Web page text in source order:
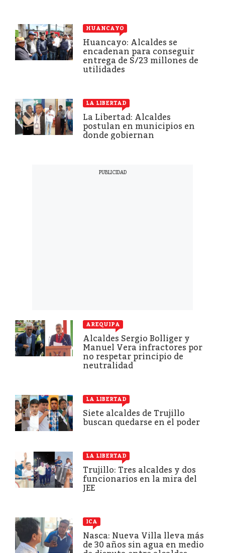
HUANCAYO
Huancayo: Alcaldes se
encadenan para conseguir
entrega de S/23 millones de
utilidades
LA LIBERTAD
La Libertad: Alcaldes
postulan en municipios en
donde gobiernan
AREQUIPA
Alcaldes Sergio Bolliger y
Manuel Vera infractores por
no respetar principio de
neutralidad
LA LIBERTAD
Siete alcaldes de Trujillo
buscan quedarse en el poder
LA LIBERTAD
Trujillo: Tres alcaldes y dos
funcionarios en la mira del
JEE
ICA
Nasca: Nueva Villa lleva más
de 30 años sin agua en medio